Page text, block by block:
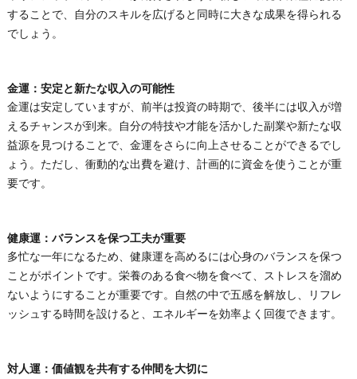
することで、自分のスキルを広げると同時に大きな成果を得られる
でしょう。
金運：安定と新たな収入の可能性
金運は安定していますが、前半は投資の時期で、後半には収入が増
えるチャンスが到来。自分の特技や才能を活かした副業や新たな収
益源を見つけることで、金運をさらに向上させることができるでし
ょう。ただし、衝動的な出費を避け、計画的に資金を使うことが重
要です。
健康運：バランスを保つ工夫が重要
多忙な一年になるため、健康運を高めるには心身のバランスを保つ
ことがポイントです。栄養のある食べ物を食べて、ストレスを溜め
ないようにすることが重要です。自然の中で五感を解放し、リフレ
ッシュする時間を設けると、エネルギーを効率よく回復できます。
対人運：価値観を共有する仲間を大切に